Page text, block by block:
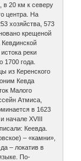
в 20 км к северу
центра. На
хозяйства, 573
крещеной
реки
1700 года.
из Керенского
Кевда
Малого
Атмиса,
в 1623
начале XVIII
Кеевда.
– «камни»,
– локатив в
По-